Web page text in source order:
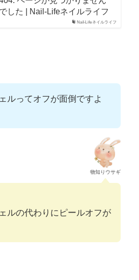
Nail-Lifeネイルライフ
でした | Nail-Lifeネイルライフ
ルってオフが面倒ですよ
物知りウサギ
ルの代わりにピールオフが